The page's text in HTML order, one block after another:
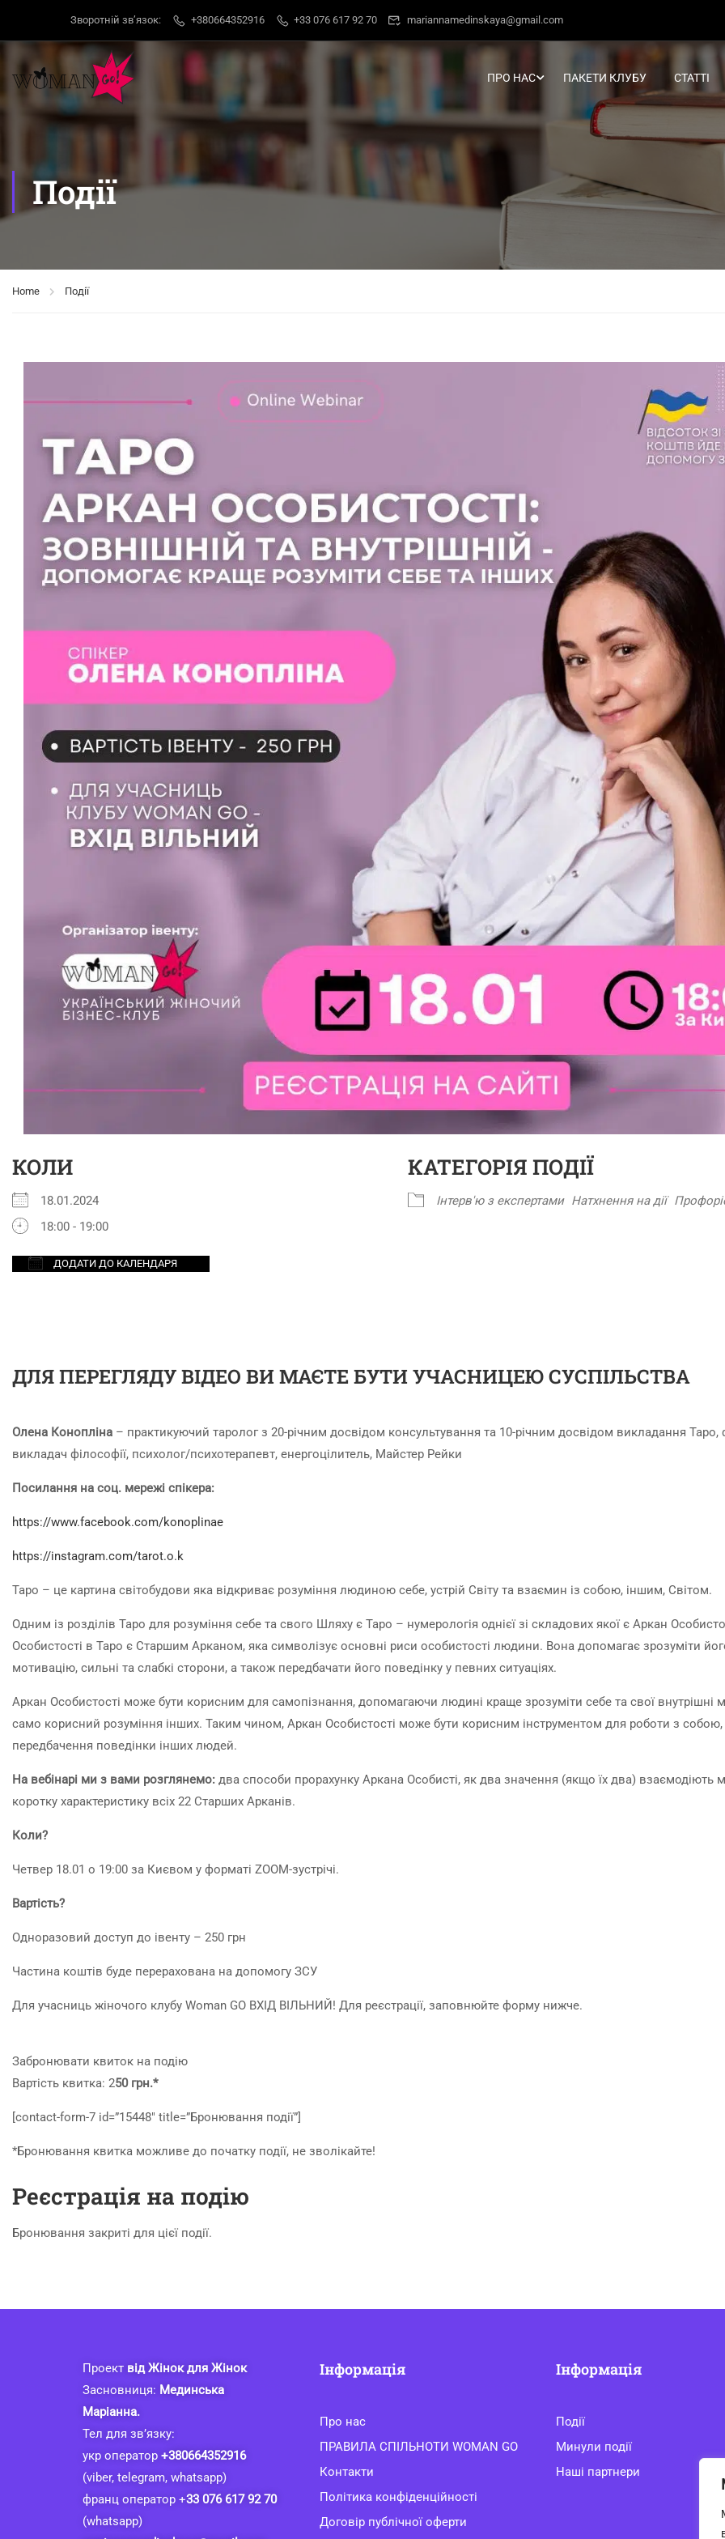
Зворотній звʼязок: +380664352916 +33 076 617 92 70 mariannamedinskaya@gmail.com
ПРО НАС ПАКЕТИ КЛУБУ СТАТТІ
Події
Home Події
КОЛИ
18.01.2024
18:00 - 19:00
ДОДАТИ ДО КАЛЕНДАРЯ
КАТЕГОРІЯ ПОДІЇ
Інтерв'ю з експертами Натхнення на дії
ДЛЯ ПЕРЕГЛЯДУ ВІДЕО ВИ МАЄТЕ БУТИ УЧАСНИЦЕЮ СУСПІЛЬСТВА
Олена Конопліна – практикуючий таролог з 20-річним досвідом консультування та 10-річним досвідом викладання Таро,
викладач філософії, психолог/психотерапевт, енергоцілитель, Майстер Рейки
Посилання на соц. мережі спікера:
https://www.facebook.com/konoplinae
https://instagram.com/tarot.o.k
Таро – це картина світобудови яка відкриває розуміння людиною себе, устрій Світу та взаємин із собою, іншим, Світом.
Одним із розділів Таро для розуміння себе та свого Шляху є Таро – нумерологія однієї зі складових якої є Аркан
Особистості в Таро є Старшим Арканом, яка символізує основні риси особистості людини. Вона допомагає зрозуміти
мотивацію, сильні та слабкі сторони, а також передбачати його поведінку у певних ситуаціях.
Аркан Особистості може бути корисним для самопізнання, допомагаючи людині краще зрозуміти себе та свої внутрішні
само корисний розуміння інших. Таким чином, Аркан Особистості може бути корисним інструментом для роботи з собою,
передбачення поведінки інших людей.
На вебінарі ми з вами розглянемо: два способи прорахунку Аркана Особисті, як два значення (якщо їх два) взаємодіють
коротку характеристику всіх 22 Старших Арканів.
Коли?
Четвер 18.01 о 19:00 за Києвом у форматі ZOOM-зустрічі.
Вартість?
Одноразовий доступ до івенту – 250 грн
Частина коштів буде перерахована на допомогу ЗСУ
Для учасниць жіночого клубу Woman GO ВХІД ВІЛЬНИЙ! Для реєстрації, заповнюйте форму нижче.
Забронювати квиток на подію
Вартість квитка: 250 грн.*
[contact-form-7 id=”15448″ title=”Бронювання події”]
*Бронювання квитка можливе до початку події, не зволікайте!
Реєстрація на подію
Бронювання закриті для цієї події.
Проект від Жінок для Жінок
Засновниця: Мединська
Маріанна.
Тел для зв’язку:
укр оператор +380664352916
(viber, telegram, whatsapp)
франц оператор +33 076 617 92 70
(whatsapp)
Інформація
Про нас
ПРАВИЛА СПІЛЬНОТИ WOMAN GO
Контакти
Політика конфіденційності
Договір публічної оферти
Інформація
Події
Минули події
Наші партнери